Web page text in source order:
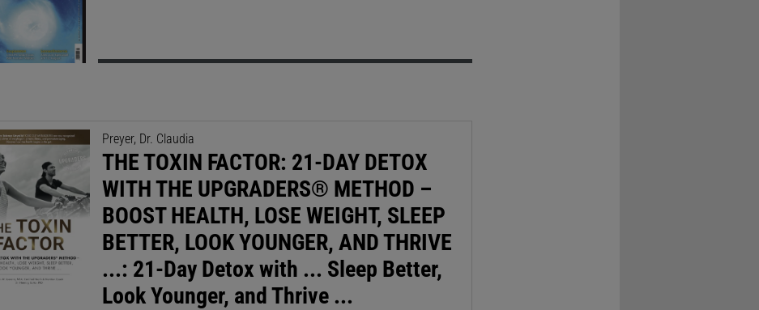
Preyer, Dr. Claudia
THE TOXIN FACTOR: 21-DAY DETOX
WITH THE UPGRADERS® METHOD –
BOOST HEALTH, LOSE WEIGHT, SLEEP
BETTER, LOOK YOUNGER, AND THRIVE
...: 21-Day Detox with ... Sleep Better,
Look Younger, and Thrive ...